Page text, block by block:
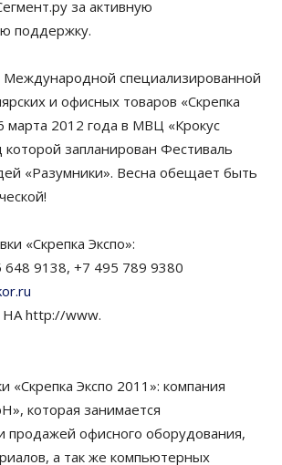
за активную
поддержку.
специализированной
и офисных товаров «Скрепка
марта 2012 года в МВЦ «Крокус
которой запланирован Фестиваль
«Разумники». Весна обещает быть
«Скрепка Экспо»:
9138, +7 495 789 9380
http://www.
«Скрепка Экспо 2011»: компания
которая занимается
продажей офисного оборудования,
а так же компьютерных